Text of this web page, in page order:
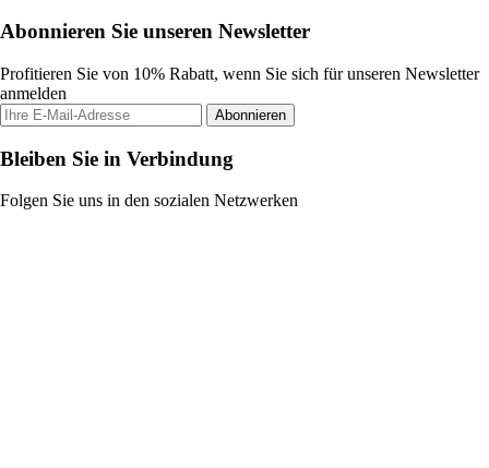
Abonnieren Sie unseren Newsletter
Profitieren Sie von 10% Rabatt, wenn Sie sich für unseren Newsletter
anmelden
Abonnieren
Bleiben Sie in Verbindung
Folgen Sie uns in den sozialen Netzwerken